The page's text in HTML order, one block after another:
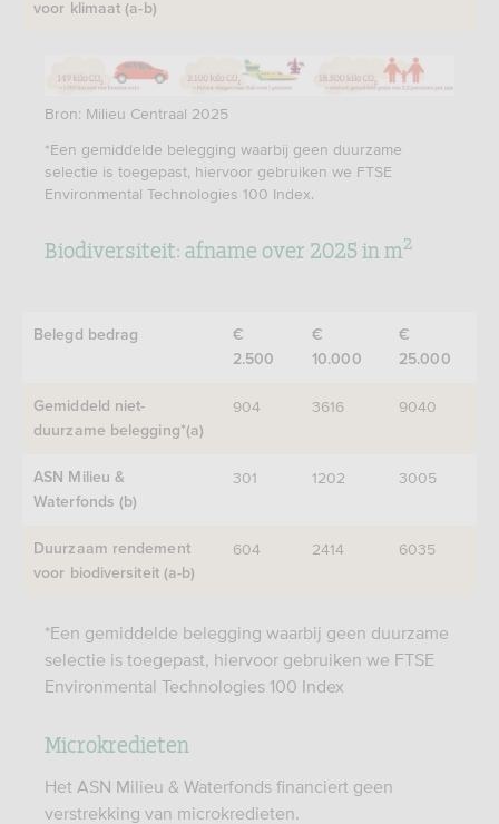
voor klimaat (a-b)
Bron: Milieu Centraal 2025
*Een gemiddelde belegging waarbij geen duurzame
selectie is toegepast, hiervoor gebruiken we FTSE
Environmental Technologies 100 Index.
Biodiversiteit: afname over 2025 in m2
Belegd bedrag
€
2.500
€
10.000
€
25.000
Gemiddeld niet-
duurzame belegging*(a)
904 3616 9040
ASN Milieu &
Waterfonds (b)
301 1202 3005
Duurzaam rendement
voor biodiversiteit (a-b)
604 2414 6035
*Een gemiddelde belegging waarbij geen duurzame
selectie is toegepast, hiervoor gebruiken we FTSE
Environmental Technologies 100 Index
Microkredieten
Het ASN Milieu & Waterfonds financiert geen
verstrekking van microkredieten.